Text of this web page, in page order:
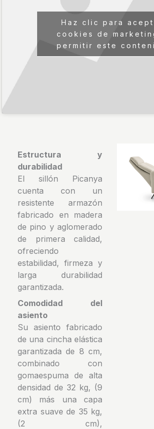
Haz clic para
cookies de
permitir este
Estructura y
durabilidad
El sillón Picanya
cuenta con un
resistente armazón
fabricado en madera
de pino y aglomerado
de primera calidad,
ofreciendo
estabilidad, firmeza y
larga durabilidad
garantizada.
Comodidad del
asiento
Su asiento fabricado
de una cincha elástica
garantizada de 8 cm,
combinado con
gomaespuma de alta
densidad de 32 kg, (9
cm) más una capa
extra suave de 35 kg,
(2 cm),